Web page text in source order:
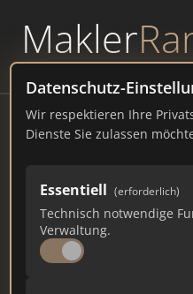
Makler
powered byWAVEPOINT
Datenschutz-
Wir respektieren Ihre
Dienste Sie zulassen
Essentiell (erforderlich)
Technisch notwendige
Verwaltung.
Stadt
242